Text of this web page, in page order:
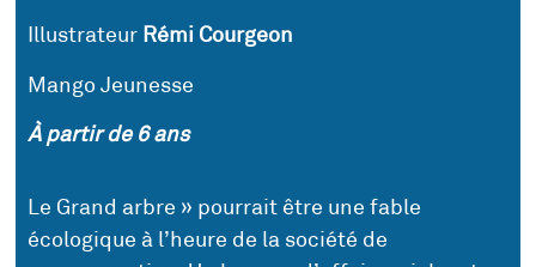
Illustrateur Rémi Courgeon
Mango Jeunesse
À partir de 6 ans
Le Grand arbre » pourrait être une fable
écologique à l’heure de la société de